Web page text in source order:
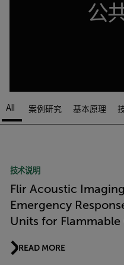
公
Article Listing
All 案例研究 基本原理
技术说明
Flir Acoustic
Emergency
Units for Flammable
READ MORE